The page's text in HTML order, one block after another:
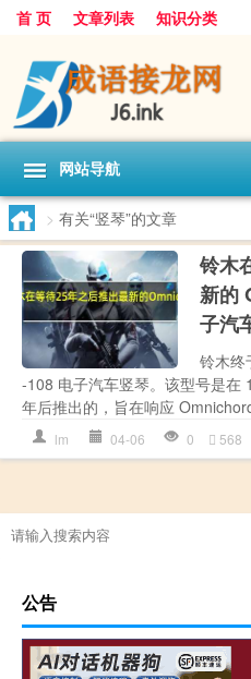
首 页 文章列表 知识分类
网站导航
> 有关“竖琴”的文章
铃木
新的
子汽
铃木终
-108 电子汽车竖琴。该型号是在
年后推出的，旨在响应
lm 04-06 0 568
公告